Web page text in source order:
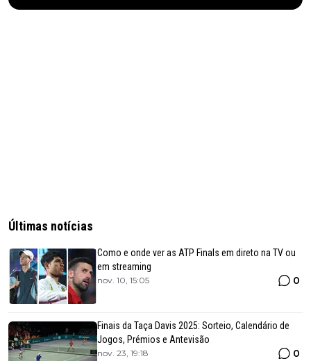
Últimas notícias
Como e onde ver as ATP Finals em direto na TV ou
em streaming
nov. 10, 15:05 0
Finais da Taça Davis 2025: Sorteio, Calendário de
Jogos, Prémios e Antevisão
nov. 23, 19:18 0